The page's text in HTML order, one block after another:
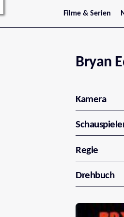
Filme & Serien
Trailer
Serienarchiv
Bryan
Kamera
Regie
Drehbuch